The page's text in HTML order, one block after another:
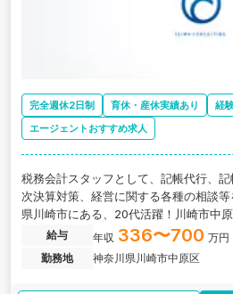
完全週休2日制 育休・産休実績あり 経
エージェントおすすめ求人
税務会計スタッフとして、記帳代行、
次決算対策、経営に関する各種の相談
県川崎市にある、20代活躍！川崎市中
活躍する税理士事務所の求人です。
給与 年収 336〜700 万円
勤務地
神奈川県川崎市中原区